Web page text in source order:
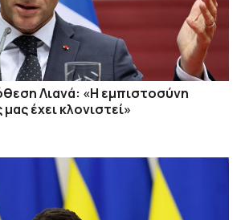
Λιανά: «Η εμπιστοσύνη
έχει κλονιστεί»